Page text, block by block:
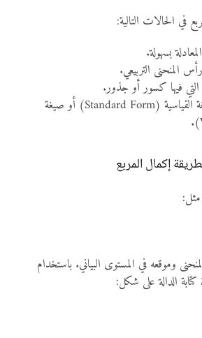
في الحالات التالية:
بسهولة.
المنحنى التربيعي.
التي فيها كسور أو جذور.
عند تحويل المعادلة لصيغة القياسية (Standard Form) أو صيغة
إكمال المربع
مثل:
وموقعه في المستوى البياني. باستخدام
كتابة الدالة على شكل: